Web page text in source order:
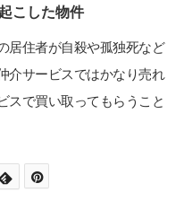
こした物件
居住者が自殺や孤独死など
介サービスではかなり売れ
スで買い取ってもらうこと